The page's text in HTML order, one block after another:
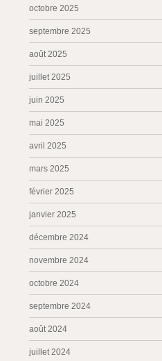
octobre 2025
septembre 2025
août 2025
juillet 2025
juin 2025
mai 2025
avril 2025
mars 2025
février 2025
janvier 2025
décembre 2024
novembre 2024
octobre 2024
septembre 2024
août 2024
juillet 2024